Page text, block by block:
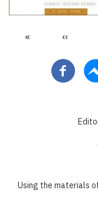
First
«
Previous
‹‹
Using the materials